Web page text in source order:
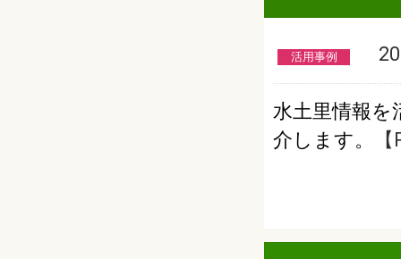
活用事例
水土里情報を
介します。